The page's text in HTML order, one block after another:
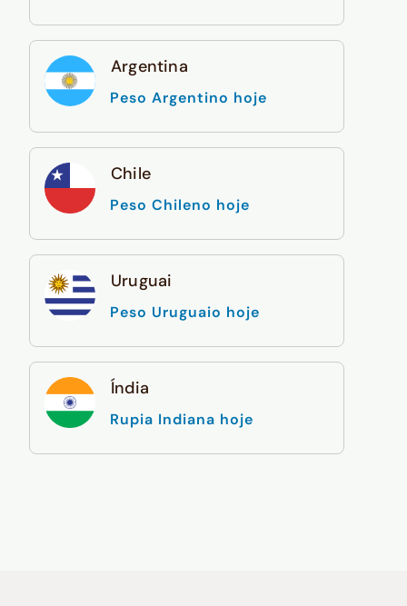
Argentina
Peso Argentino hoje
Chile
Peso Chileno hoje
Uruguai
Peso Uruguaio hoje
Índia
Rupia Indiana hoje